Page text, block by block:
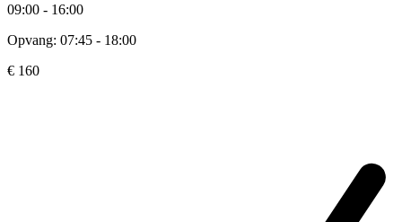
09:00 - 16:00
Opvang: 07:45 - 18:00
€ 160